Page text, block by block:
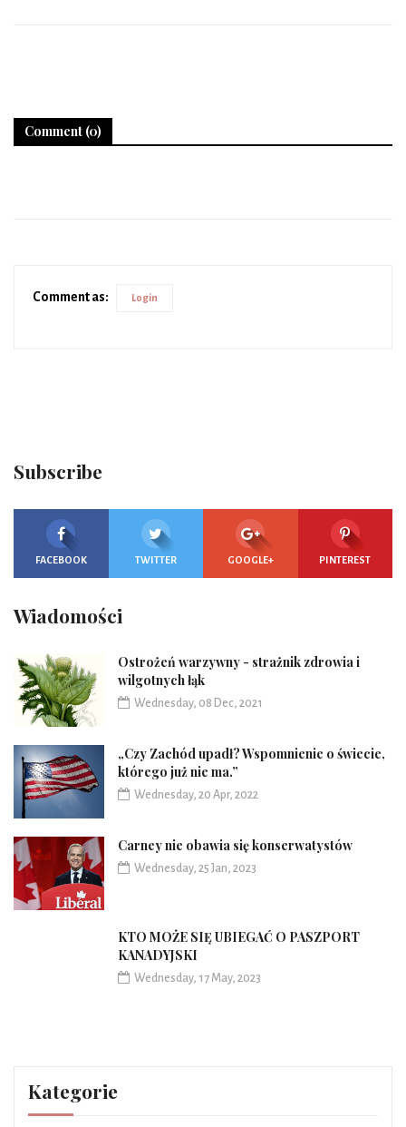
Comment (0)
Comment as: Login
Subscribe
FACEBOOK TWITTER GOOGLE+ PINTEREST
Wiadomości
Ostrożeń warzywny - strażnik zdrowia i
wilgotnych łąk
Wednesday, 08 Dec, 2021
„Czy Zachód upadł? Wspomnienie o świecie,
którego już nie ma.”
Wednesday, 20 Apr, 2022
Carney nie obawia się konserwatystów
Wednesday, 25 Jan, 2023
KTO MOŻE SIĘ UBIEGAĆ O PASZPORT
KANADYJSKI
Wednesday, 17 May, 2023
Kategorie